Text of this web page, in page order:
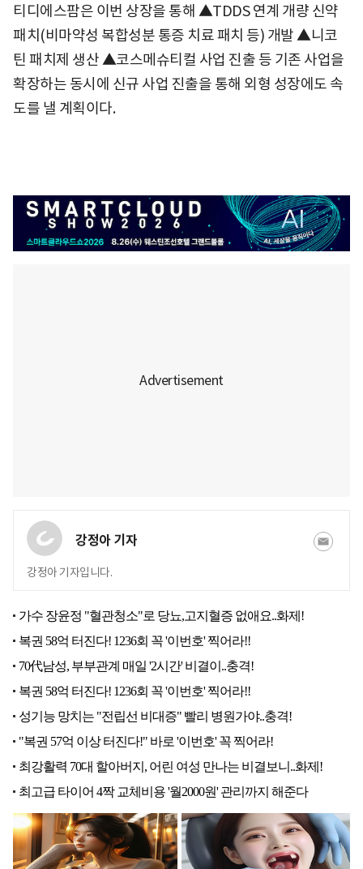
티디에스팜은 이번 상장을 통해 ▲TDDS 연계 개량 신약
패치(비마약성 복합성분 통증 치료 패치 등) 개발 ▲니코
틴 패치제 생산 ▲코스메슈티컬 사업 진출 등 기존 사업을
확장하는 동시에 신규 사업 진출을 통해 외형 성장에도 속
도를 낼 계획이다.
강정아 기자
강정아 기자입니다.